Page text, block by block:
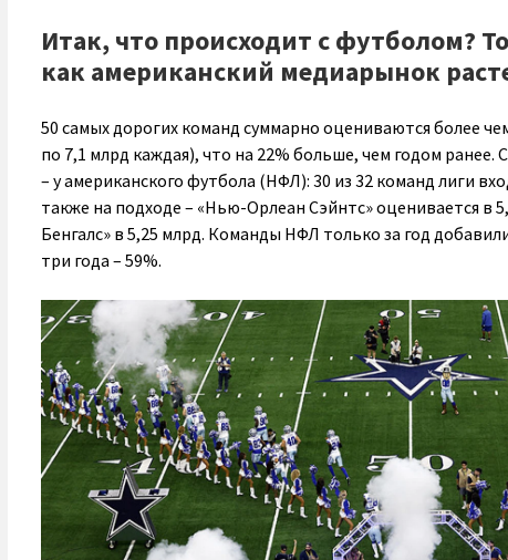
Итак, что происходит с футболом?
как американский медиарынок
50 самых дорогих команд суммарно оцениваются более
по 7,1 млрд каждая), что на 22% больше, чем годом
– у американского футбола (НФЛ): 30 из 32 команд лиги
также на подходе – «Нью-Орлеан Сэйнтс» оценивается в
Бенгалс» в 5,25 млрд. Команды НФЛ только за год
три года – 59%.